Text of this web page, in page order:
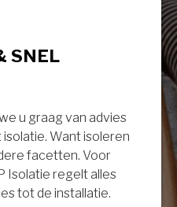
SNEL
u graag van advies
Want isoleren
facetten. Voor
Isolatie regelt alles
tot de installatie.